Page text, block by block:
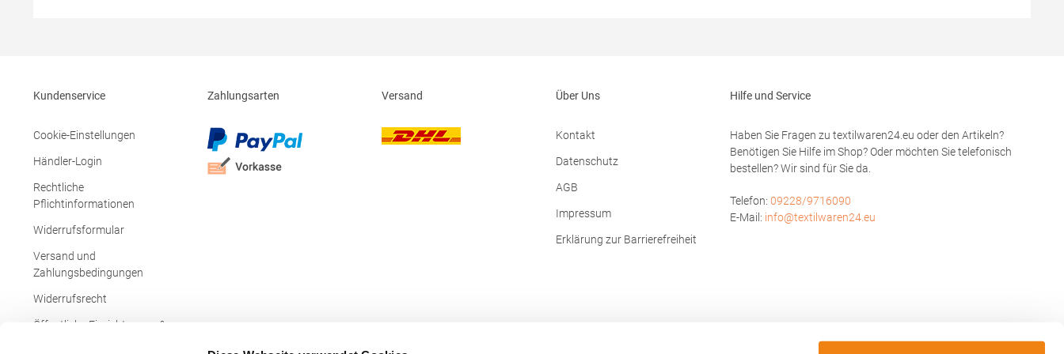
40472 Düsseldorf Deutschland E-Mail:
Rückenteil Reißverschluss zur
PolyamidAngaben zur
Produktsicherheit: Herst.-Nr.: JN824Hersteller:
Gustav Daiber GmbH Vor dem Weißen Stein
info@daiber.de
Kundenservice
Cookie-Einstellungen
Händler-Login
Rechtliche
Pflichtinformationen
Widerrufsformular
Versand und
Zahlungsbedingungen
Widerrufsrecht
Öffentliche Einrichtungen &
Zahlungsarten Versand Über Uns
Kontakt
Datenschutz
AGB
Impressum
Erklärung zur Barrierefreiheit
Hilfe und Service
Haben Sie Fragen zu textilwaren24.eu oder den Artikeln?
Benötigen Sie Hilfe im Shop? Oder möchten Sie telefonisch
bestellen? Wir sind für Sie da.
Telefon: 09228/9716090
E-Mail: info@textilwaren24.eu